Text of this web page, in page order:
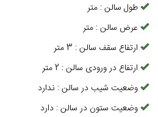
طول سالن: متر
عرض سالن: متر
ارتفاع سقف سالن:
3متر
ارتفاع در ورودی سالن:
2متر
وضعیت شیب در سالن: ندارد
وضعیت ستون در سالن: دارد